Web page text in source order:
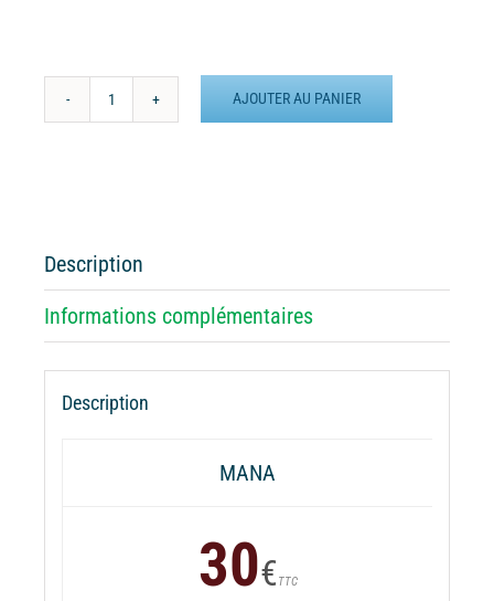
quantité
Rock
Am
Ring
AJOUTER AU PANIER
Description
Informations complémentaires
Description
MANA
30€ TTC